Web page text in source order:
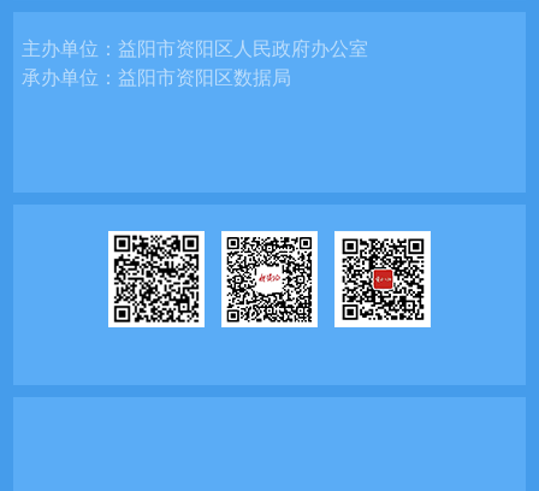
主办单位：益阳市资阳区人民政府办公室
承办单位：益阳市资阳区数据局